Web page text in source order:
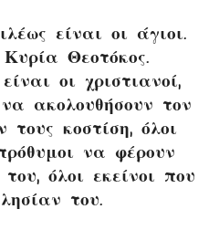
είναι οι άγιοι.
Θεοτόκος.
οι χριστιανοί,
ακολουθήσουν τον
κοστίση, όλοι
να φέρουν
όλοι εκείνοι που
του.